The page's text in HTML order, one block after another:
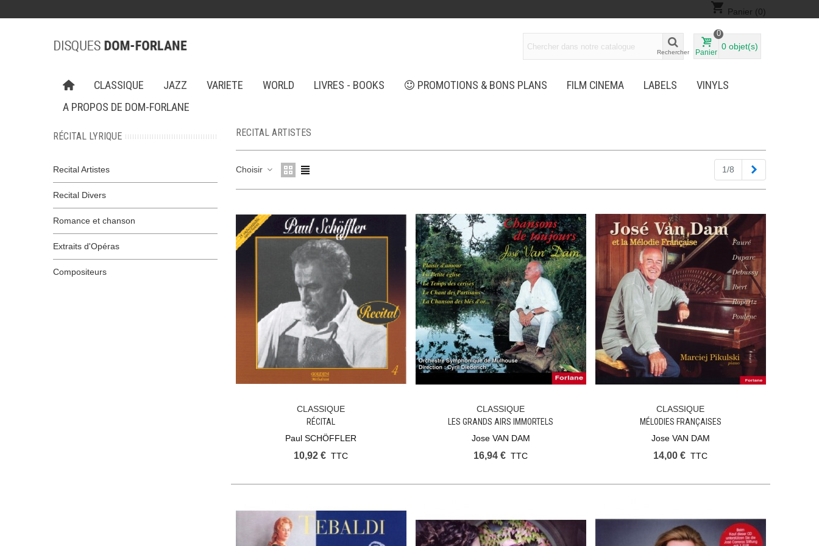
shopping_cart Panier (0)
Rechercher Panier
0
0 objet(s)
CLASSIQUE JAZZ VARIETE WORLD LIVRES - BOOKS PROMOTIONS & BONS PLANS FILM CINEMA LABELS
VINYLS
A PROPOS DE DOM-FORLANE
RÉCITAL LYRIQUE
Recital Artistes
Recital Divers
Romance et chanson
Extraits d'Opéras
Compositeurs
RECITAL ARTISTES
Choisir 1/8
Ajouter Au Panier
CLASSIQUE
RÉCITAL
Paul SCHÖFFLER
10,92 € TTC
Ajouter Au Panier
CLASSIQUE
LES GRANDS AIRS IMMORTELS
Jose VAN DAM
16,94 € TTC
Ajouter Au Panier
CLASSIQUE
MÉLODIES FRANÇAISES
Jose VAN DAM
14,00 € TTC